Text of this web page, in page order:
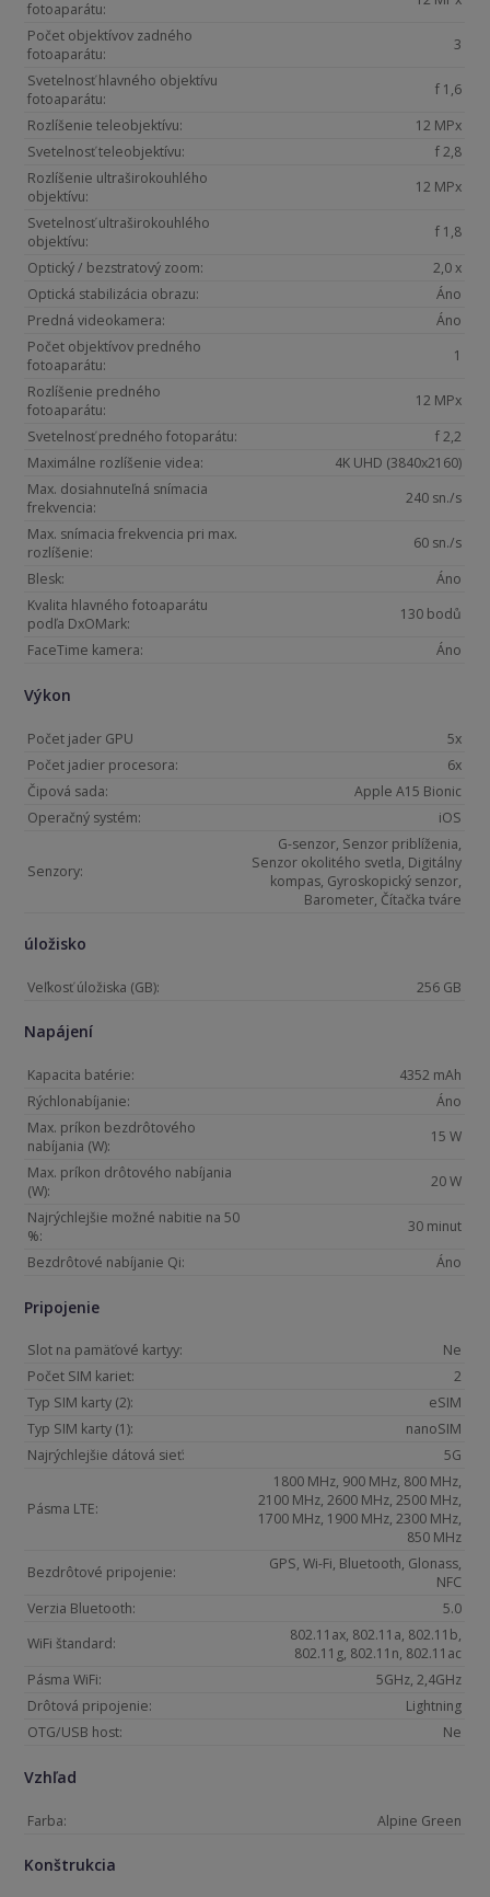
fotoaparátu:
Počet objektívov zadného
fotoaparátu:
3
Svetelnosť hlavného objektívu
fotoaparátu:
f 1,6
Rozlíšenie teleobjektívu:
12 MPx
Svetelnosť teleobjektívu:
f 2,8
Rozlíšenie ultraširokouhlého
objektívu:
12 MPx
Svetelnosť ultraširokouhlého
objektívu:
f 1,8
Optický / bezstratový zoom:
2,0 x
Optická stabilizácia obrazu:
Áno
Predná videokamera:
Áno
Počet objektívov predného
fotoaparátu:
1
Rozlíšenie predného
fotoaparátu:
12 MPx
Svetelnosť predného fotoparátu:
f 2,2
Maximálne rozlíšenie videa:
4K UHD (3840x2160)
Max. dosiahnuteľná snímacia
frekvencia:
240 sn./s
Max. snímacia frekvencia pri max.
rozlíšenie:
60 sn./s
Blesk:
Áno
Kvalita hlavného fotoaparátu
podľa DxOMark:
130 bodů
FaceTime kamera:
Áno
Výkon
Počet jader GPU
5x
Počet jadier procesora:
6x
Čipová sada:
Apple A15 Bionic
Operačný systém:
iOS
Senzory:
G-senzor, Senzor priblíženia,
Senzor okolitého svetla, Digitálny
kompas, Gyroskopický senzor,
Barometer, Čítačka tváre
úložisko
Veľkosť úložiska (GB): 256 GB
Napájení
Kapacita batérie:
4352 mAh
Rýchlonabíjanie:
Áno
Max. príkon bezdrôtového
nabíjania (W):
15 W
Max. príkon drôtového nabíjania
(W):
20 W
Najrýchlejšie možné nabitie na 50
%:
30 minut
Bezdrôtové nabíjanie Qi:
Áno
Pripojenie
Slot na pamäťové kartyy:
Ne
Počet SIM kariet:
2
Typ SIM karty (2):
eSIM
Typ SIM karty (1):
nanoSIM
Najrýchlejšie dátová sieť:
5G
Pásma LTE:
1800 MHz, 900 MHz, 800 MHz,
2100 MHz, 2600 MHz, 2500 MHz,
1700 MHz, 1900 MHz, 2300 MHz,
850 MHz
Bezdrôtové pripojenie:
GPS, Wi-Fi, Bluetooth, Glonass,
NFC
Verzia Bluetooth:
5.0
WiFi štandard:
802.11ax, 802.11a, 802.11b,
802.11g, 802.11n, 802.11ac
Pásma WiFi:
5GHz, 2,4GHz
Drôtová pripojenie:
Lightning
OTG/USB host:
Ne
Vzhľad
Farba: Alpine Green
Konštrukcia